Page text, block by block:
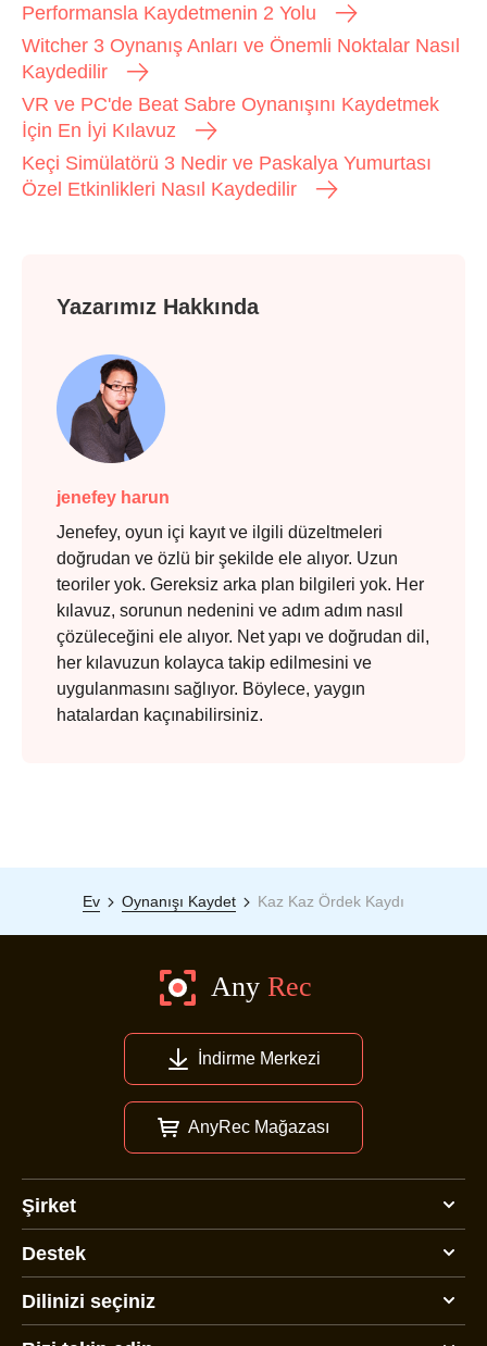
Performansla Kaydetmenin 2 Yolu
Witcher 3 Oynanış Anları ve Önemli Noktalar Nasıl
Kaydedilir
VR ve PC'de Beat Sabre Oynanışını Kaydetmek
İçin En İyi Kılavuz
Keçi Simülatörü 3 Nedir ve Paskalya Yumurtası
Özel Etkinlikleri Nasıl Kaydedilir
Yazarımız Hakkında
jenefey harun
Jenefey, oyun içi kayıt ve ilgili düzeltmeleri
doğrudan ve özlü bir şekilde ele alıyor. Uzun
teoriler yok. Gereksiz arka plan bilgileri yok. Her
kılavuz, sorunun nedenini ve adım adım nasıl
çözüleceğini ele alıyor. Net yapı ve doğrudan dil,
her kılavuzun kolayca takip edilmesini ve
uygulanmasını sağlıyor. Böylece, yaygın
hatalardan kaçınabilirsiniz.
Ev Oynanışı Kaydet Kaz Kaz Ördek Kaydı
İndirme Merkezi
AnyRec Mağazası
Şirket
Destek
Dilinizi seçiniz